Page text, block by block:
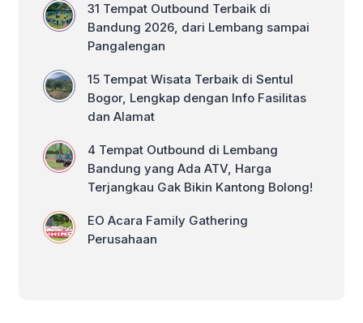
31 Tempat Outbound Terbaik di
Bandung 2026, dari Lembang sampai
Pangalengan
15 Tempat Wisata Terbaik di Sentul
Bogor, Lengkap dengan Info Fasilitas
dan Alamat
4 Tempat Outbound di Lembang
Bandung yang Ada ATV, Harga
Terjangkau Gak Bikin Kantong Bolong!
EO Acara Family Gathering
Perusahaan